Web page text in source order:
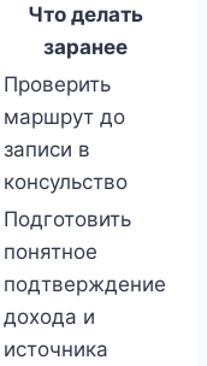
Что делать
заранее
Проверить
маршрут до
записи в
консульство
Подготовить
понятное
подтверждение
дохода и
источника